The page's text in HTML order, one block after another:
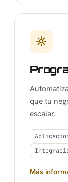
que tu
escalar.
Más
sobre